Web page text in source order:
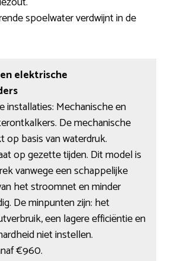
spoelwater verdwijnt in de
elektrische
installaties: Mechanische en
De mechanische
op basis van waterdruk.
op gezette tijden. Dit model is
vanwege een schappelijke
het stroomnet en minder
De minpunten zijn: het
een lagere efficiëntie en
niet instellen.
€960.